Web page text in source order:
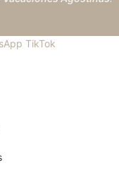
TikTok